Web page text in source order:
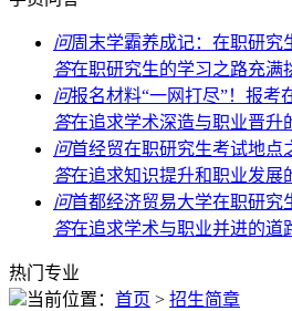
问周末学霸养成记：在职研究
答在职研究生的学习之路充满
问报名材料“一网打尽”！报考
答在追求学术深造与职业晋升
问首经贸在职研究生考试地点
答在追求知识提升和职业发展
问首都经济贸易大学在职研究
答在追求学术与职业并进的道
热门专业
当前位置： 首页 > 招生简章